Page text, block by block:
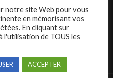
Candidats
notre site Web pour vous
en mémorisant vos
En cliquant sur
l'utilisation de TOUS les
ACCEPTER